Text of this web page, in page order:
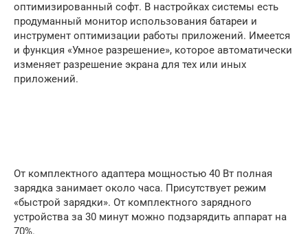
оптимизированный софт. В настройках системы есть
продуманный монитор использования батареи и
инструмент оптимизации работы приложений. Имеется
и функция «Умное разрешение», которое автоматически
изменяет разрешение экрана для тех или иных
приложений.
От комплектного адаптера мощностью 40 Вт полная
зарядка занимает около часа. Присутствует режим
«быстрой зарядки». От комплектного зарядного
устройства за 30 минут можно подзарядить аппарат на
70%.